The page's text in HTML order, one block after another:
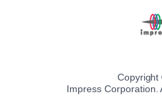
Copyright
Impress Corporation.